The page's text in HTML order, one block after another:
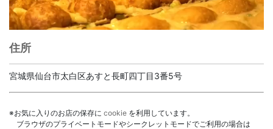
住所
宮城県仙台市太白区あすと長町四丁目3番5号
※お気に入りのお店の保存に cookie を利用しています。
ブラウザのプライベートモードやシークレットモードでご利用の場合は